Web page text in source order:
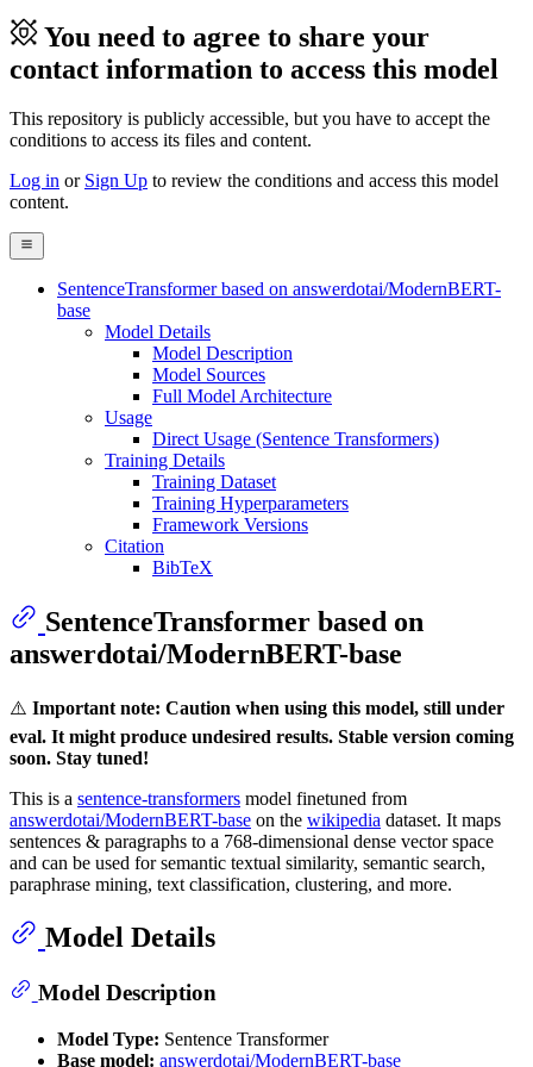
You need to agree to share your
contact information to access this model
This repository is publicly accessible, butyou have to accept the
conditions to access its files and content.
Log in or Sign Up to review the conditions and access this model
content.
SentenceTransformer based on answerdotai/ModernBERT-
base
Model Details
Model Description
Model Sources
Full Model Architecture
Usage
Direct Usage (Sentence Transformers)
Training Details
Training Dataset
Training Hyperparameters
Framework Versions
Citation
BibTeX
SentenceTransformer based on
answerdotai/ModernBERT-base
⚠️ Important note: Caution when using this model, still under
eval. It might produce undesired results. Stable version coming
soon. Stay tuned!
This is a sentence-transformers model finetuned from
answerdotai/ModernBERT-base on the wikipedia dataset. It maps
sentences & paragraphs to a 768-dimensional dense vector space
and can be used for semantic textual similarity, semantic search,
paraphrase mining, text classification, clustering, and more.
Model Details
Model Description
Model Type: Sentence Transformer
Base model: answerdotai/ModernBERT-base